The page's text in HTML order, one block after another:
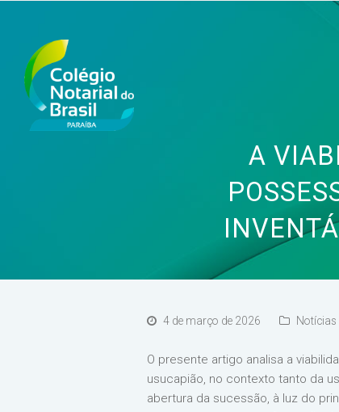
A
4 de março de 2026 Notícias
O presente artigo analisa a
usucapião, no contexto tanto da
abertura da sucessão, à luz do